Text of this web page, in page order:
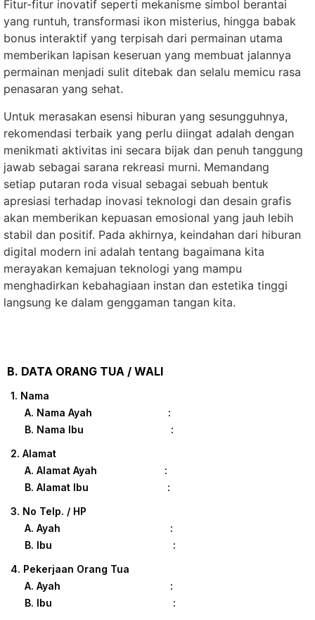
Fitur-fitur inovatif seperti mekanisme simbol berantai
yang runtuh, transformasi ikon misterius, hingga babak
bonus interaktif yang terpisah dari permainan utama
memberikan lapisan keseruan yang membuat jalannya
permainan menjadi sulit ditebak dan selalu memicu rasa
penasaran yang sehat.
Untuk merasakan esensi hiburan yang sesungguhnya,
rekomendasi terbaik yang perlu diingat adalah dengan
menikmati aktivitas ini secara bijak dan penuh tanggung
jawab sebagai sarana rekreasi murni. Memandang
setiap putaran roda visual sebagai sebuah bentuk
apresiasi terhadap inovasi teknologi dan desain grafis
akan memberikan kepuasan emosional yang jauh lebih
stabil dan positif. Pada akhirnya, keindahan dari hiburan
digital modern ini adalah tentang bagaimana kita
merayakan kemajuan teknologi yang mampu
menghadirkan kebahagiaan instan dan estetika tinggi
langsung ke dalam genggaman tangan kita.
B. DATA ORANG TUA / WALI
1. Nama
A. Nama Ayah :
B. Nama Ibu :
2. Alamat
A. Alamat Ayah :
B. Alamat Ibu :
3. No Telp. / HP
A. Ayah :
B. Ibu :
4. Pekerjaan Orang Tua
A. Ayah :
B. Ibu :